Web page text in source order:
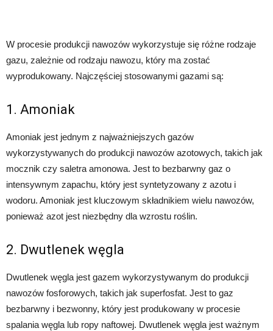
W procesie produkcji nawozów wykorzystuje się różne rodzaje
gazu, zależnie od rodzaju nawozu, który ma zostać
wyprodukowany. Najczęściej stosowanymi gazami są:
1. Amoniak
Amoniak jest jednym z najważniejszych gazów
wykorzystywanych do produkcji nawozów azotowych, takich jak
mocznik czy saletra amonowa. Jest to bezbarwny gaz o
intensywnym zapachu, który jest syntetyzowany z azotu i
wodoru. Amoniak jest kluczowym składnikiem wielu nawozów,
ponieważ azot jest niezbędny dla wzrostu roślin.
2. Dwutlenek węgla
Dwutlenek węgla jest gazem wykorzystywanym do produkcji
nawozów fosforowych, takich jak superfosfat. Jest to gaz
bezbarwny i bezwonny, który jest produkowany w procesie
spalania węgla lub ropy naftowej. Dwutlenek węgla jest ważnym